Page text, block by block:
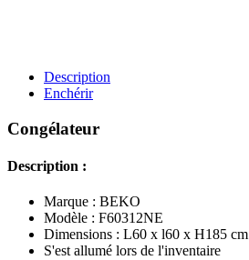
Description
Enchérir
Congélateur
Description :
Marque : BEKO
Modèle : F60312NE
Dimensions : L60 x l60 x H185 cm
S'est allumé lors de l'inventaire